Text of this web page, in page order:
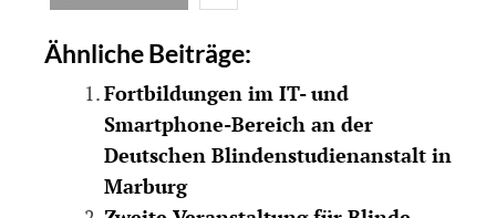
Ähnliche Beiträge:
Fortbildungen im IT- und
Smartphone-Bereich an der
Deutschen Blindenstudienanstalt in
Marburg